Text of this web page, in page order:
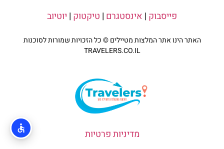
פייסבוק | אינסטגרם | טיקטוק | יוטיוב
האתר הינו אתר המלצות מטיילים © כל הזכויות שמורות לסוכנות
TRAVELERS.CO.IL
מדיניות פרטיות